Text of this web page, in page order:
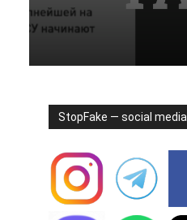
StopFake — social media